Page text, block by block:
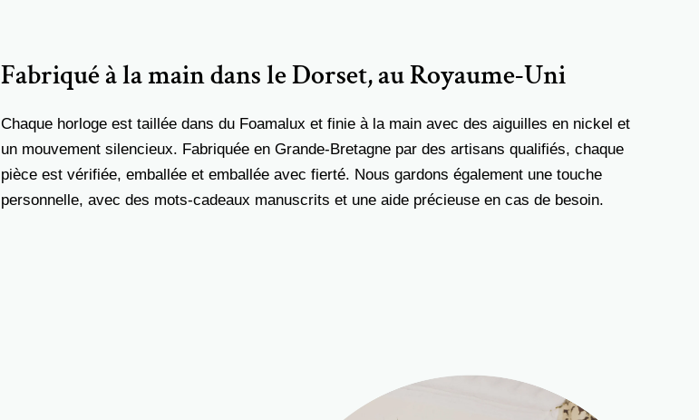
Fabriqué à la main dans le Dorset, au Royaume-Uni
Chaque horloge est taillée dans du Foamalux et finie à la main avec des aiguilles en nickel et
un mouvement silencieux. Fabriquée en Grande-Bretagne par des artisans qualifiés, chaque
pièce est vérifiée, emballée et emballée avec fierté. Nous gardons également une touche
personnelle, avec des mots-cadeaux manuscrits et une aide précieuse en cas de besoin.